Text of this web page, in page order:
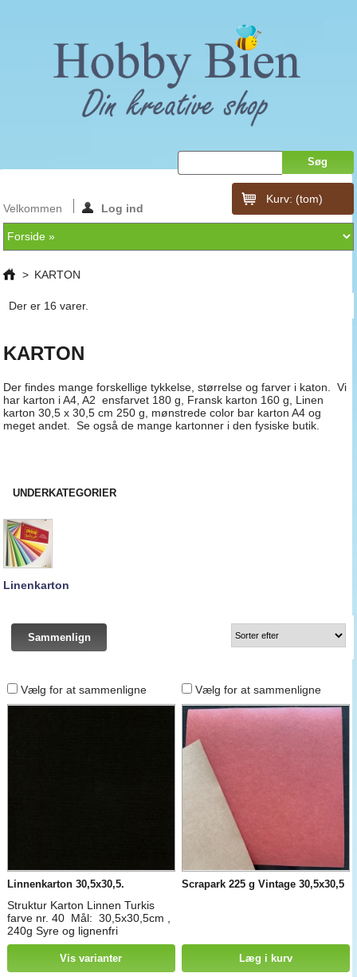
Kurv: (tom)
Velkommen Log ind
> KARTON
Der er 16 varer.
KARTON
Der findes mange forskellige tykkelse, størrelse og farver i katon. Vi
har karton i A4, A2 ensfarvet 180 g, Fransk karton 160 g, Linen
karton 30,5 x 30,5 cm 250 g, mønstrede color bar karton A4 og
meget andet. Se også de mange kartonner i den fysiske butik.
UNDERKATEGORIER
Linenkarton
Vælg for at sammenligne
Linnenkarton 30,5x30,5.
Struktur Karton Linnen Turkis
farve nr. 40 Mål: 30,5x30,5cm ,
240g Syre og lignenfri
Vis varianter
Vælg for at sammenligne
Scrapark 225 g Vintage 30,5x30,5
Læg i kurv